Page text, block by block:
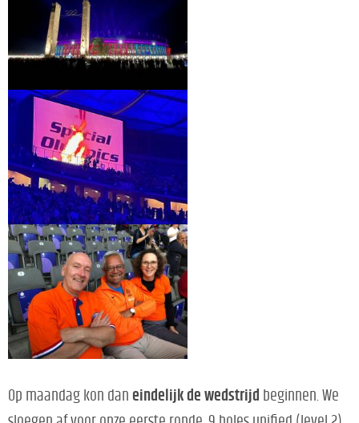
Op maandag kon dan eindelijk de wedstrijd beginnen. We